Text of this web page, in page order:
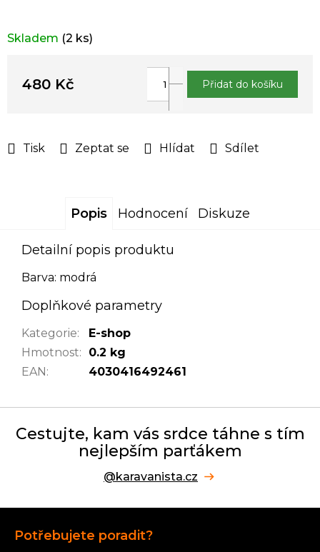
Skladem (2 ks)
Tisk Zeptat se Hlídat Sdílet
480 Kč Přidat do košíku
Popis Hodnocení Diskuze
Detailní popis produktu
Barva: modrá
Doplňkové parametry
Kategorie:
E-shop
Hmotnost:
0.2 kg
EAN: 4030416492461
Cestujte, kam vás srdce táhne s tím
nejlepším parťákem
@karavanista.cz
Potřebujete poradit?